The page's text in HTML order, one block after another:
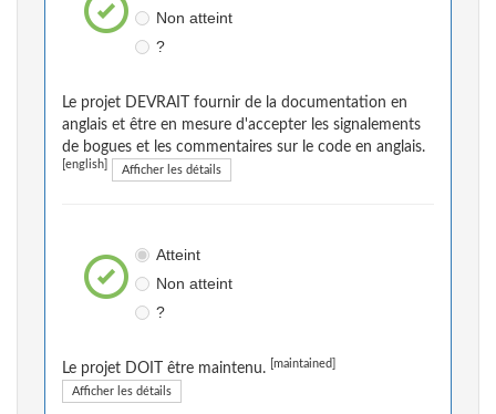
Non atteint
?
Le projet DEVRAIT fournir de la documentation en
anglais et être en mesure d'accepter les signalements
de bogues et les commentaires sur le code en anglais.
[english] Afficher les détails
Atteint
Non atteint
?
Le projet DOIT être maintenu. [maintained]
Afficher les détails